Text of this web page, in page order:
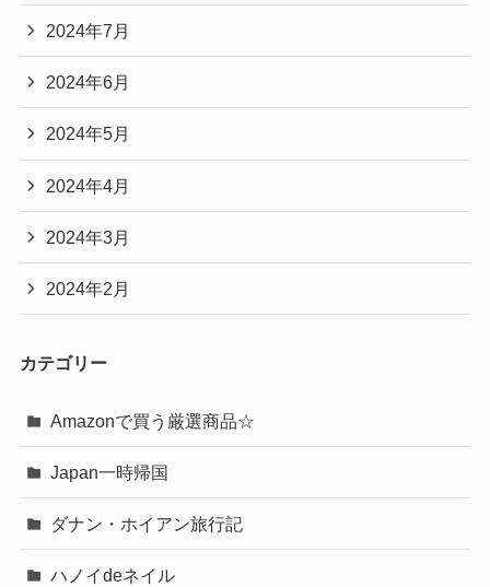
2024年7月
2024年6月
2024年5月
2024年4月
2024年3月
2024年2月
カテゴリー
Amazonで買う厳選商品☆
Japan一時帰国
ダナン・ホイアン旅行記
ハノイdeネイル